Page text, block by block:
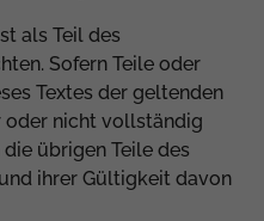
als Teil des
Sofern Teile oder
Textes der geltenden
oder nicht vollständig
übrigen Teile des
ihrer Gültigkeit davon